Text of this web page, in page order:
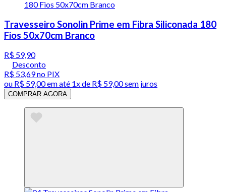
Travesseiro Sonolin Prime em Fibra Siliconada 180
Fios 50x70cm Branco
R$ 59,90
Desconto
R$ 53,69no PIX
ou R$ 59,00em até 1x de R$ 59,00sem juros
COMPRAR AGORA